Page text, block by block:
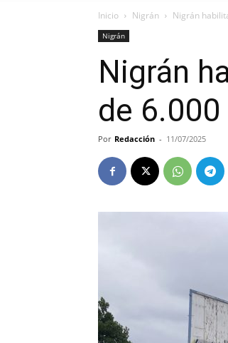
Inicio Nigrán Nigrán
Nigrán
Nigrán
de 6.000
Por Redacción - 11/07/2025